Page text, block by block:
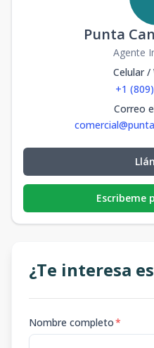
Punta
Agente
Celular /
+1
Correo
Escribeme
¿Te interesa
Nombre completo*